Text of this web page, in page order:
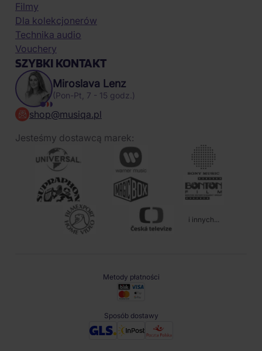
Filmy
Dla kolekcjonerów
Technika audio
Vouchery
SZYBKI KONTAKT
Miroslava Lenz
(Pon-Pt, 7 - 15 godz.)
shop@musiqa.pl
Jesteśmy dostawcą marek:
i innych...
Metody płatności
Sposób dostawy